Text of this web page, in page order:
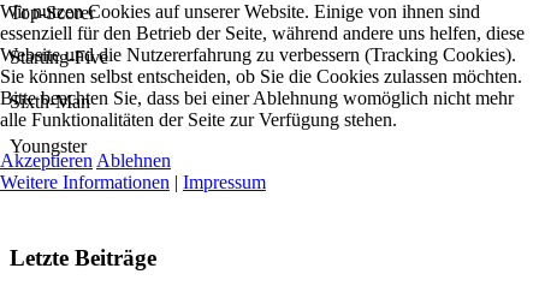
Top-Scorer
Starting-Five
Sixth-Man
Youngster
Letzte Beiträge
Wir nutzen Cookies auf unserer Website. Einige von ihnen sind
essenziell für den Betrieb der Seite, während andere uns helfen, diese
Website und die Nutzererfahrung zu verbessern (Tracking Cookies).
Sie können selbst entscheiden, ob Sie die Cookies zulassen möchten.
Bitte beachten Sie, dass bei einer Ablehnung womöglich nicht mehr
alle Funktionalitäten der Seite zur Verfügung stehen.
Akzeptieren Ablehnen
Weitere Informationen | Impressum